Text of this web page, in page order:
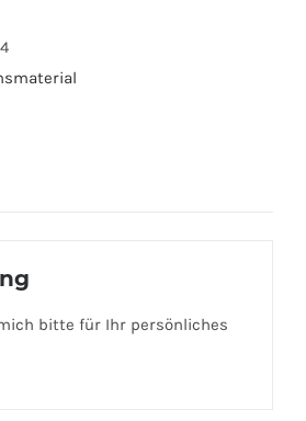
bitte für Ihr persönliches